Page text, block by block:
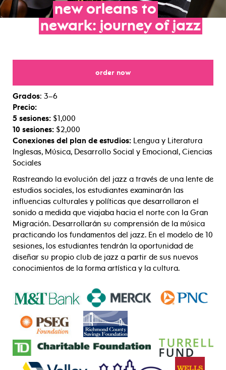
new orleans to
newark: journey of jazz
order nowfor
Grados: 3–6
Precio:
5 sesiones: $1,000
10 sesiones: $2,000
Conexiones del plan de estudios: Lengua y Literatura
Inglesas, Música, Desarrollo Social y Emocional, Ciencias
Sociales
Rastreando la evolución del jazz a través de una lente de
estudios sociales, los estudiantes examinarán las
influencias culturales y políticas que desarrollaron el
sonido a medida que viajaba hacia el norte con la Gran
Migración. Desarrollarán su comprensión de la música
practicando los fundamentos del jazz. En el modelo de 10
sesiones, los estudiantes tendrán la oportunidad de
diseñar su propio club de jazz a partir de sus nuevos
conocimientos de la forma artística y la cultura.